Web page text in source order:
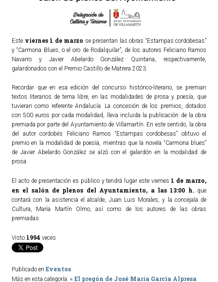
PUBLICACIONES
Agenda
Este viernes 1 de marzo se presentan las obras “Estampas cordobesas”
y “Carmona Blues, o el oro de Rodalquilar”, de los autores Feliciano Ramos
Navarro y Javier Abelardo González Quintana, respectivamente,
galardonados con el Premio Castillo de Matrera 2023.
Recordar que en esa edición del concurso histórico-literario, se premian
textos literarios de tema libre, en las modalidades de prosa y poesía, que
tuvieran como referente Andalucía. La concesión de los premios, dotados
con 500 euros por cada modalidad, lleva incluida la publicación de la obra
premiada por parte del Ayuntamiento de Villamartín. En este sentido, la obra
del autor cordobés Feliciano Ramos “Estampas cordobesas” obtuvo el
premio en la modalidad de poesía, mientras que la novela “Carmona blues”
de Javier Abelardo González se alzó con el galardón en la modalidad de
prosa.
El acto de presentación es público y tendrá lugar este viernes 1 de marzo,
en el salón de plenos del Ayuntamiento, a las 13:00 h.que
contará con la asistencia el alcalde, Juan Luis Morales, y la concejala de
Cultura, María Martín Olmo, así como de los autores de las obras
premiadas.
Visto 1994 veces
Publicado en Eventos
Más en esta categoría: « El pregón de José María García Alpresa